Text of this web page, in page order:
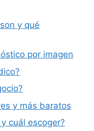
y qué
por imagen
y más baratos
cuál escoger?